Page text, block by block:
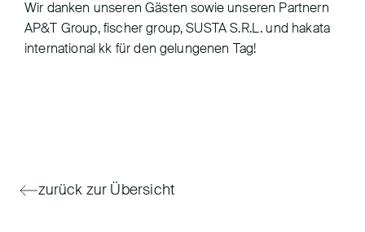
Wir danken unseren Gästen sowie unseren Partnern
AP&T Group, fischer group, SUSTA S.R.L. und hakata
international kk für den gelungenen Tag!
zurück zur Übersicht